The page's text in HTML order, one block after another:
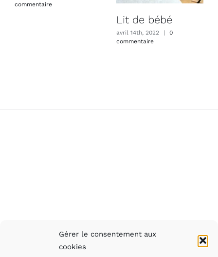
Gérer le consentement aux
cookies
commentaire
Lit de bébé
avril 14th, 2022 |
0
commentaire